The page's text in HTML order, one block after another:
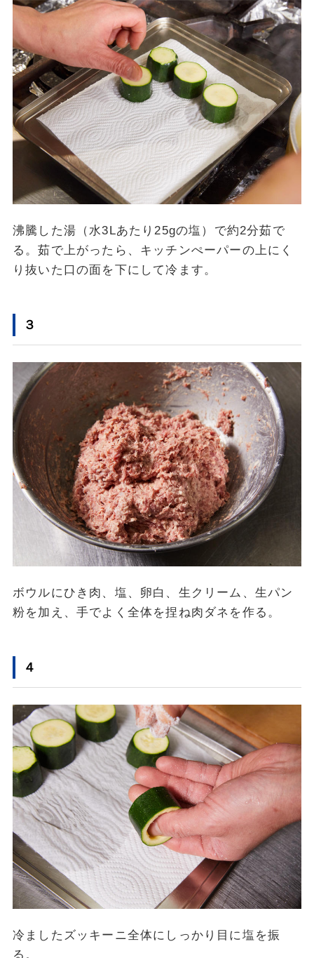
沸騰した湯（水3Lあたり25gの塩）で約2分茹で
る。茹で上がったら、キッチンぺーパーの上にく
り抜いた口の面を下にして冷ます。
３
ボウルにひき肉、塩、卵白、生クリーム、生パン
粉を加え、手でよく全体を捏ね肉ダネを作る。
４
冷ましたズッキーニ全体にしっかり目に塩を振
る。